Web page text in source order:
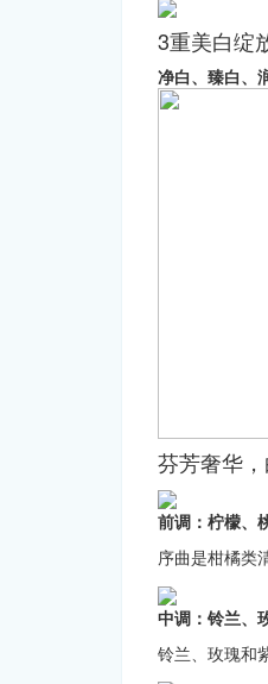
3重美白绽
净白、臻白、
芬芳奢华
前调：柠檬、
序曲是柑橘类
中调：铃兰、
铃兰、玫瑰和